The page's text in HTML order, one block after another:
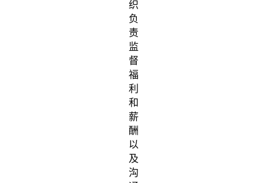
织
负
责
监
督
福
利
和
薪
酬
以
及
沟